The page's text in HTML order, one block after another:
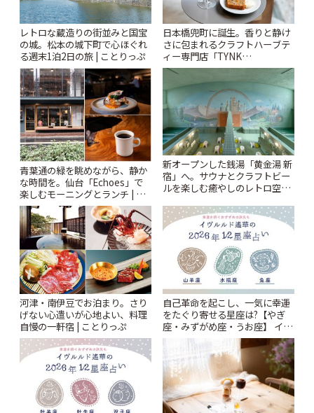
レトロな蔵造りの街並みと国宝
の城。松本の城下町で心ほぐれ
る週末1泊2日の旅 | ことりっぷ
日本橋兜町に誕生。香りと静け
さに包まれるクラフトハーブテ
ィー専門店「TYNK
Kabutocho」 | ことりっぷ
青葉通の緑を眺めながら、静か
な時間を。仙台「Echoes」で
楽しむモーニングとランチ | こ
とりっぷ
新オープンした銭湯「黄金湯 新
宿」へ。サウナとクラフトビー
ルを楽しむ癒やしのレトロ空間
河津・南伊豆でお泊まり。さり
げない心遣いが心地よい、料理
自慢の一軒宿 | ことりっぷ
自己革命を起こし、一気に幸運
をたぐり寄せる星座は?【やぎ
座・みずがめ座・うお座】 イヴ
ルルド遙華2026年 夏の運勢
~Summer~ | ことりっぷ